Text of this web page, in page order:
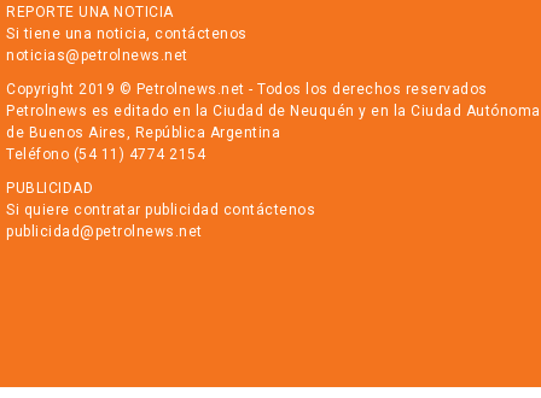
REPORTE UNA NOTICIA
Si tiene una noticia, contáctenos
noticias@petrolnews.net
Copyright 2019 © Petrolnews.net - Todos los derechos reservados
Petrolnews es editado en la Ciudad de Neuquén y en la Ciudad Autónoma
de Buenos Aires, República Argentina
Teléfono (54 11) 4774 2154
PUBLICIDAD
Si quiere contratar publicidad contáctenos
publicidad@petrolnews.net